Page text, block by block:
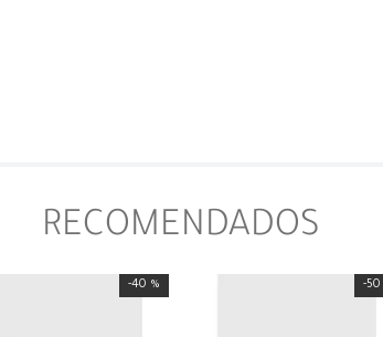
RECOMENDADOS
-40 % -50